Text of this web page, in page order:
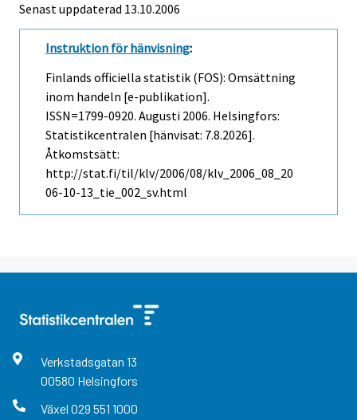
Senast uppdaterad 13.10.2006
Instruktion för hänvisning:
Finlands officiella statistik (FOS): Omsättning
inom handeln [e-publikation].
ISSN=1799-0920. Augusti 2006. Helsingfors:
Statistikcentralen [hänvisat: 7.8.2026].
Åtkomstsätt:
http://stat.fi/til/klv/2006/08/klv_2006_08_20
06-10-13_tie_002_sv.html
Verkstadsgatan 13
00580 Helsingfors
Växel 029 551 1000